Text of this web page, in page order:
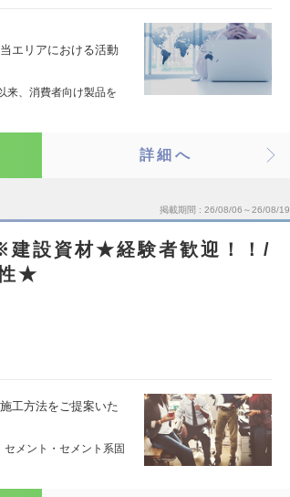
エリアにおける活動
来、消費者向け製品を
詳細へ
掲載期間 26/08/06～26/08/19
建設資材★経験者歓迎！！/
★
工方法をご提案いた
メント・セメント系固